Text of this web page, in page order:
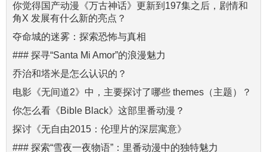
你觉得国产动漫《万古神话》更新到197集之后，剧情和
角X 发展有什么新的亮点？
夺命城的迷雾：探索恐怖与真相
### 探寻“Santa Mi Amor”的浪漫魅力
乔治和塔米是怎么认识的？
电影《无间道2》中，主要探讨了哪些 themes（主题）？
你怎么看《Bible Black》这部里番动漫？
探讨《无自由2015：伦理片的深层寓意》
### 探索“雪夜一夜物语”：里番动漫中的独特魅力